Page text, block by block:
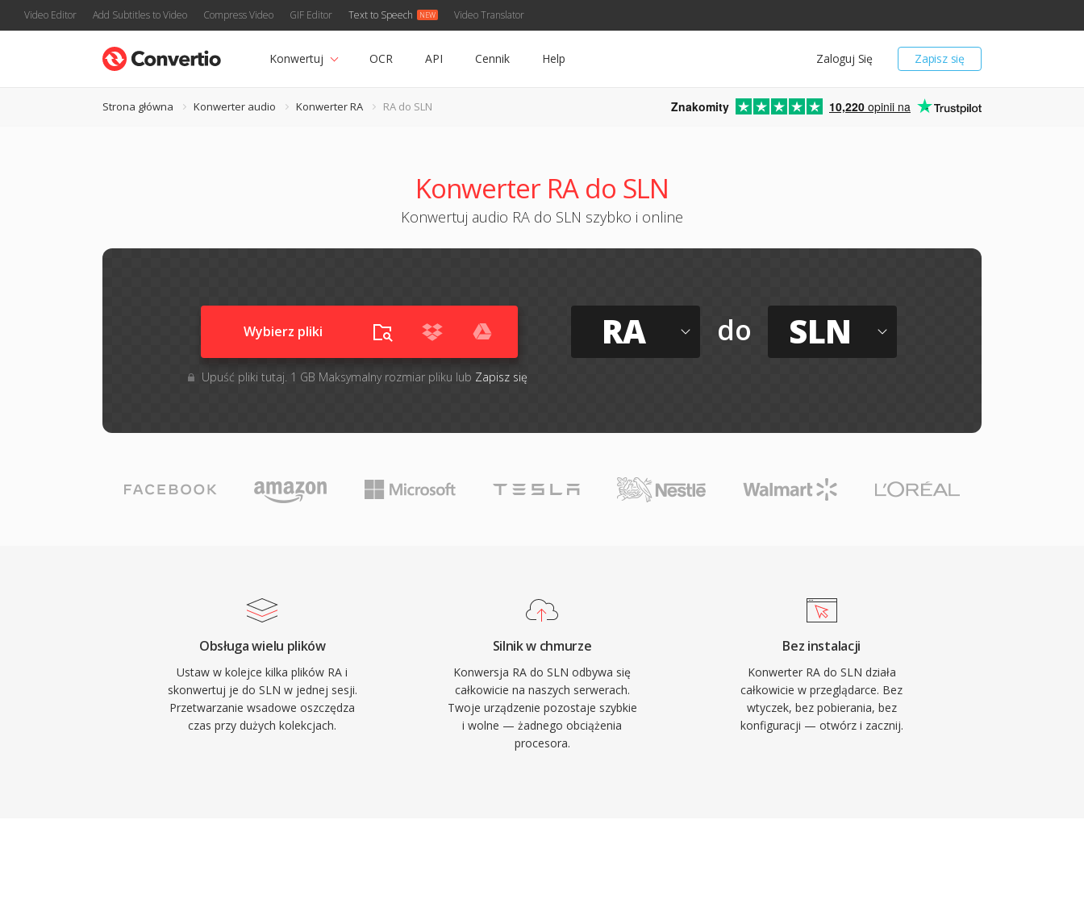
Video Editor Add Subtitles to Video Compress Video GIF Editor Text to Speech Video Translator
Zapisz się
Zaloguj Się
Konwertuj OCR API Cennik Help
Strona główna Konwerter audio Konwerter RA RA do SLN Znakomity 10,220 opinii na
Konwerter RA do SLN
Konwertuj audio RA do SLN szybko i online
Wybierz pliki
Upuść pliki tutaj. 1 GB Maksymalny rozmiar pliku lub Zapisz się
RA do SLN
Obsługa wielu plików
Ustaw w kolejce kilka plików RA i
skonwertuj je do SLN w jednej sesji.
Przetwarzanie wsadowe oszczędza
czas przy dużych kolekcjach.
Silnik w chmurze
Konwersja RA do SLN odbywa się
całkowicie na naszych serwerach.
Twoje urządzenie pozostaje szybkie
i wolne — żadnego obciążenia
procesora.
Bez instalacji
Konwerter RA do SLN działa
całkowicie w przeglądarce. Bez
wtyczek, bez pobierania, bez
konfiguracji — otwórz i zacznij.